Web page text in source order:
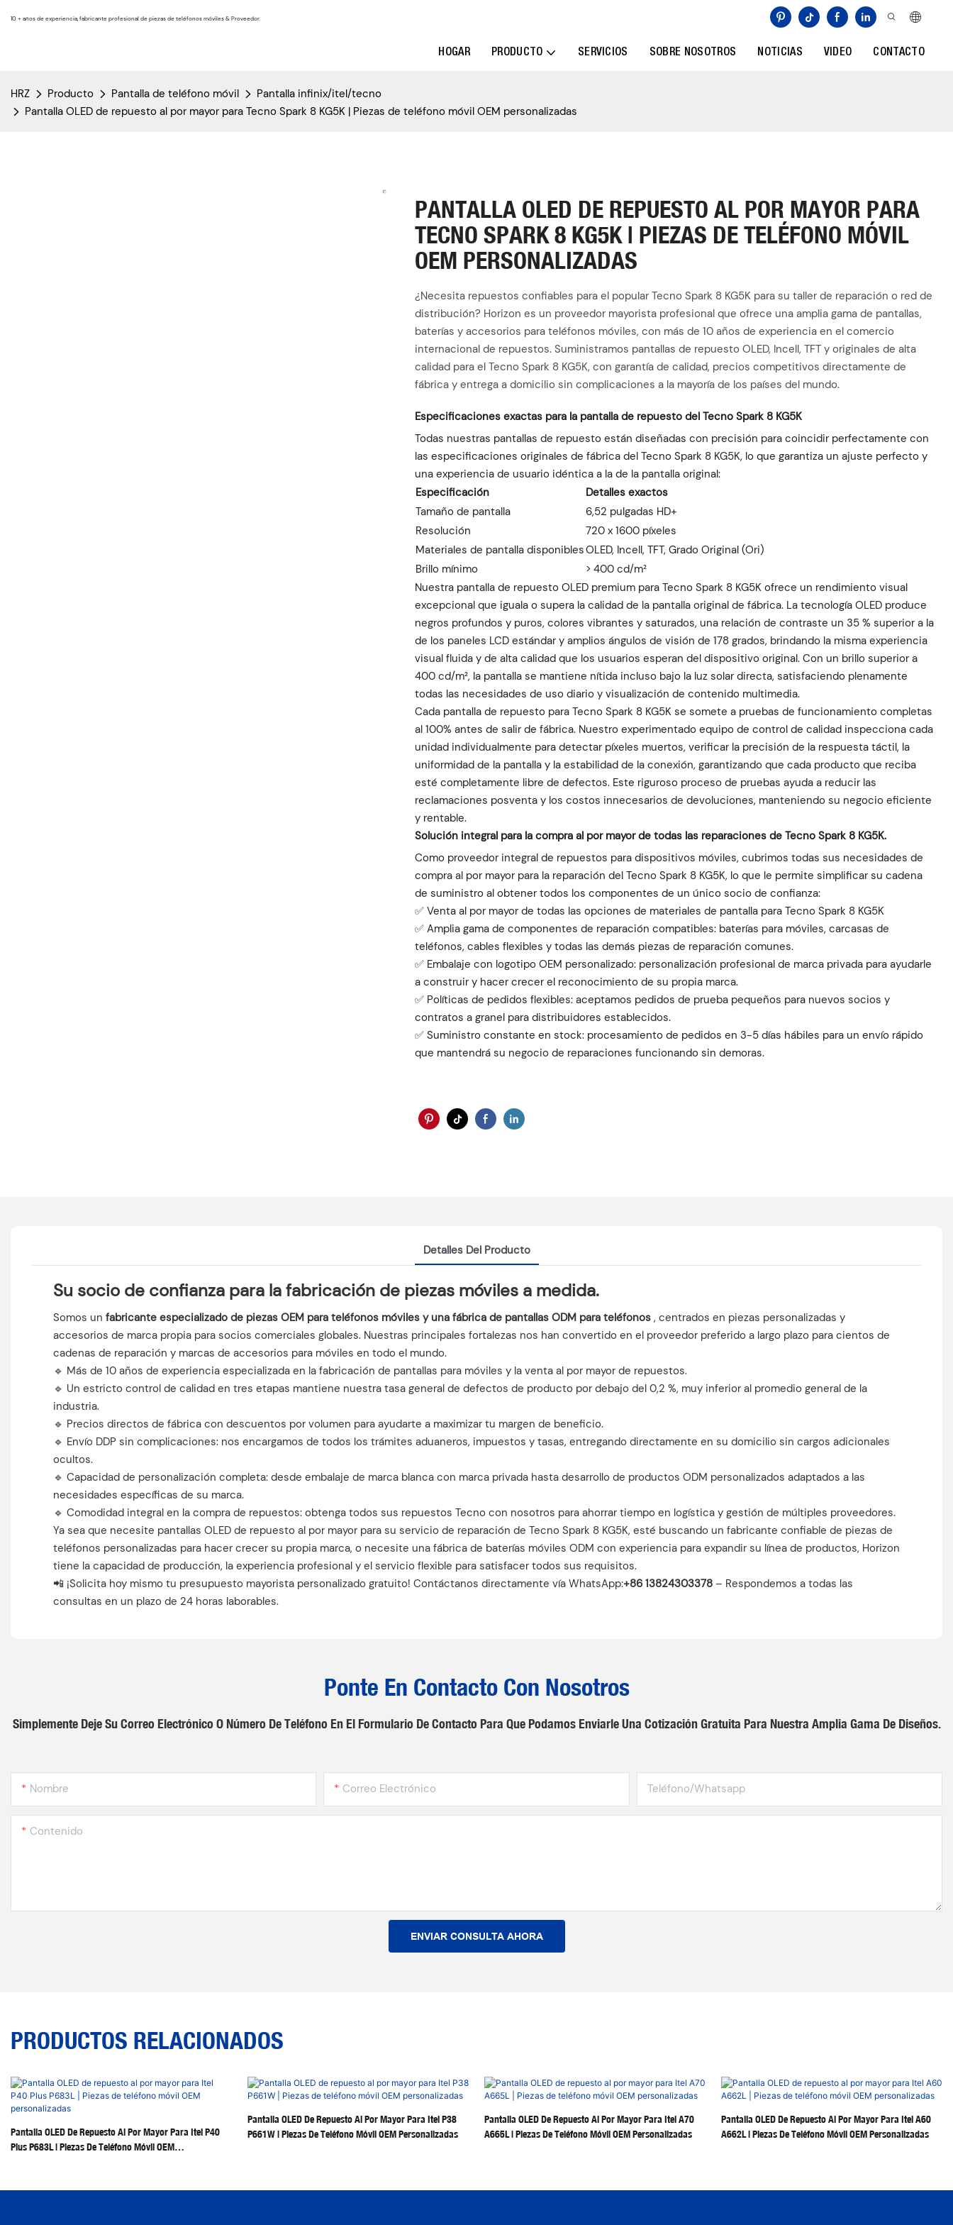
10 + años de experiencia, fabricante profesional de piezas de teléfonos móviles & Proveedor.
HOGAR PRODUCTO SERVICIOS SOBRE NOSOTROS NOTICIAS VIDEO CONTACTO
HRZ Producto Pantalla de teléfono móvil
Pantalla infinix/itel/tecno
Pantalla OLED de repuesto al por mayor para Tecno Spark 8 KG5K | Piezas de teléfono móvil OEM personalizadas
PANTALLA OLED DE REPUESTO AL POR MAYOR PARA
TECNO SPARK 8 KG5K | PIEZAS DE TELÉFONO MÓVIL
OEM PERSONALIZADAS
¿Necesita repuestos confiables para el popular Tecno Spark 8 KG5K para su taller de reparación o red de
distribución? Horizon es un proveedor mayorista profesional que ofrece una amplia gama de pantallas,
baterías y accesorios para teléfonos móviles, con más de 10 años de experiencia en el comercio
internacional de repuestos. Suministramos pantallas de repuesto OLED, Incell, TFT y originales de alta
calidad para el Tecno Spark 8 KG5K, con garantía de calidad, precios competitivos directamente de
fábrica y entrega a domicilio sin complicaciones a la mayoría de los países del mundo.
Especificaciones exactas para la pantalla de repuesto del Tecno Spark 8 KG5K
Todas nuestras pantallas de repuesto están diseñadas con precisión para coincidir perfectamente con
las especificaciones originales de fábrica del Tecno Spark 8 KG5K, lo que garantiza un ajuste perfecto y
una experiencia de usuario idéntica a la de la pantalla original:
Especificación
Detalles exactos
Tamaño de pantalla
6,52 pulgadas HD+
Resolución
720 x 1600 píxeles
Materiales de pantalla disponiblesOLED, Incell, TFT, Grado Original (Ori)
Brillo mínimo
> 400 cd/m²
Nuestra pantalla de repuesto OLED premium para Tecno Spark 8 KG5K ofrece un rendimiento visual
excepcional que iguala o supera la calidad de la pantalla original de fábrica. La tecnología OLED produce
negros profundos y puros, colores vibrantes y saturados, una relación de contraste un 35 % superior a la
de los paneles LCD estándar y amplios ángulos de visión de 178 grados, brindando la misma experiencia
visual fluida y de alta calidad que los usuarios esperan del dispositivo original. Con un brillo superior a
400 cd/m², la pantalla se mantiene nítida incluso bajo la luz solar directa, satisfaciendo plenamente
todas las necesidades de uso diario y visualización de contenido multimedia.
Cada pantalla de repuesto para Tecno Spark 8 KG5K se somete a pruebas de funcionamiento completas
al 100% antes de salir de fábrica. Nuestro experimentado equipo de control de calidad inspecciona cada
unidad individualmente para detectar píxeles muertos, verificar la precisión de la respuesta táctil, la
uniformidad de la pantalla y la estabilidad de la conexión, garantizando que cada producto que reciba
esté completamente libre de defectos. Este riguroso proceso de pruebas ayuda a reducir las
reclamaciones posventa y los costos innecesarios de devoluciones, manteniendo su negocio eficiente
y rentable.
Solución integral para la compra al por mayor de todas las reparaciones de Tecno Spark 8 KG5K.
Como proveedor integral de repuestos para dispositivos móviles, cubrimos todas sus necesidades de
compra al por mayor para la reparación del Tecno Spark 8 KG5K, lo que le permite simplificar su cadena
de suministro al obtener todos los componentes de un único socio de confianza:
✅ Venta al por mayor de todas las opciones de materiales de pantalla para Tecno Spark 8 KG5K
✅ Amplia gama de componentes de reparación compatibles: baterías para móviles, carcasas de
teléfonos, cables flexibles y todas las demás piezas de reparación comunes.
✅ Embalaje con logotipo OEM personalizado: personalización profesional de marca privada para ayudarle
a construir y hacer crecer el reconocimiento de su propia marca.
✅ Políticas de pedidos flexibles: aceptamos pedidos de prueba pequeños para nuevos socios y
contratos a granel para distribuidores establecidos.
✅ Suministro constante en stock: procesamiento de pedidos en 3-5 días hábiles para un envío rápido
que mantendrá su negocio de reparaciones funcionando sin demoras.
Detalles Del Producto
Su socio de confianza para la fabricación de piezas móviles a medida.
Somos un fabricante especializado de piezas OEM para teléfonos móviles y una fábrica de pantallas ODM para teléfonos , centrados en piezas personalizadas y
accesorios de marca propia para socios comerciales globales. Nuestras principales fortalezas nos han convertido en el proveedor preferido a largo plazo para cientos de
cadenas de reparación y marcas de accesorios para móviles en todo el mundo.
🔹 Más de 10 años de experiencia especializada en la fabricación de pantallas para móviles y la venta al por mayor de repuestos.
🔹 Un estricto control de calidad en tres etapas mantiene nuestra tasa general de defectos de producto por debajo del 0,2 %, muy inferior al promedio general de la
industria.
🔹 Precios directos de fábrica con descuentos por volumen para ayudarte a maximizar tu margen de beneficio.
🔹 Envío DDP sin complicaciones: nos encargamos de todos los trámites aduaneros, impuestos y tasas, entregando directamente en su domicilio sin cargos adicionales
ocultos.
🔹 Capacidad de personalización completa: desde embalaje de marca blanca con marca privada hasta desarrollo de productos ODM personalizados adaptados a las
necesidades específicas de su marca.
🔹 Comodidad integral en la compra de repuestos: obtenga todos sus repuestos Tecno con nosotros para ahorrar tiempo en logística y gestión de múltiples proveedores.
Ya sea que necesite pantallas OLED de repuesto al por mayor para su servicio de reparación de Tecno Spark 8 KG5K, esté buscando un fabricante confiable de piezas de
teléfonos personalizadas para hacer crecer su propia marca, o necesite una fábrica de baterías móviles ODM con experiencia para expandir su línea de productos, Horizon
tiene la capacidad de producción, la experiencia profesional y el servicio flexible para satisfacer todos sus requisitos.
📲 ¡Solicita hoy mismo tu presupuesto mayorista personalizado gratuito! Contáctanos directamente vía WhatsApp:+86 13824303378 – Respondemos a todas las
consultas en un plazo de 24 horas laborables.
Ponte En Contacto Con Nosotros
Simplemente Deje Su Correo Electrónico O Número De Teléfono En El Formulario De Contacto Para Que Podamos Enviarle Una Cotización Gratuita Para Nuestra Amplia Gama De Diseños.
Nombre Correo Electrónico Teléfono/whatsapp
Contenido
ENVIAR CONSULTA AHORA
PRODUCTOS RELACIONADOS
Pantalla OLED De Repuesto Al Por Mayor Para Itel P40
Plus P683L | Piezas De Teléfono Móvil OEM
Pantalla OLED De Repuesto Al Por Mayor Para Itel P38
P661W | Piezas De Teléfono Móvil OEM Personalizadas
Pantalla OLED De Repuesto Al Por Mayor Para Itel A70
A665L | Piezas De Teléfono Móvil OEM Personalizadas
Pantalla OLED De Repuesto Al Por Mayor Para Itel A60
A662L | Piezas De Teléfono Móvil OEM Personalizadas